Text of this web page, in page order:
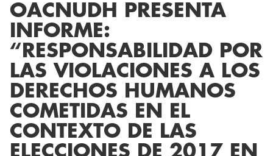
OACNUDH PRESENTA
INFORME:
“RESPONSABILIDAD POR
LAS VIOLACIONES A LOS
DERECHOS HUMANOS
COMETIDAS EN EL
CONTEXTO DE LAS
ELECCIONES DE 2017 EN